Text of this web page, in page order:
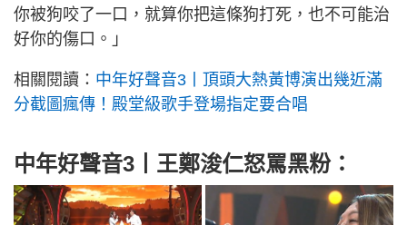
你被狗咬了一口，就算你把這條狗打死，也不可能治
好你的傷口。」
相關閱讀： 中年好聲音3丨頂頭大熱黃博演出幾近滿
分截圖瘋傳！殿堂級歌手登場指定要合唱
中年好聲音3丨王鄭浚仁怒罵黑粉：